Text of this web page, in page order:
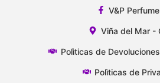
V&P
Viña del Mar -
Polìticas de
Polìticas de